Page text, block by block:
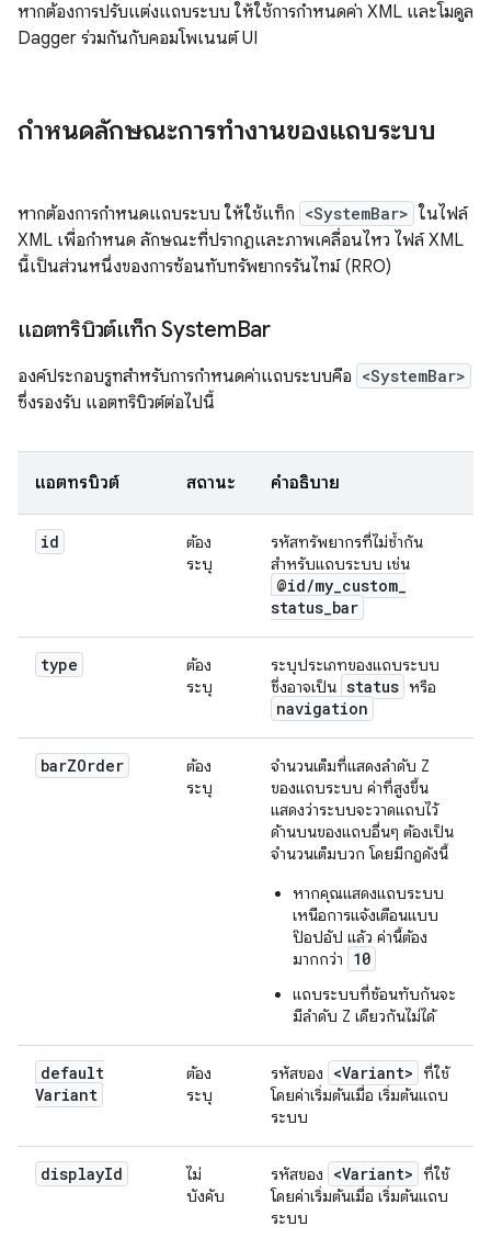
หากต้องการปรับแต่งแถบระบบ ให้ใช้การกำหนดค่า XML และโมดูล
Dagger ร่วมกันกับคอมโพเนนต์ UI
กำหนดลักษณะการทำงานของแถบระบบ
หากต้องการกำหนดแถบระบบ ให้ใช้แท็ก <SystemBar> ในไฟล์
XML เพื่อกำหนด ลักษณะที่ปรากฏและภาพเคลื่อนไหว ไฟล์ XML
นี้เป็นส่วนหนึ่งของการซ้อนทับทรัพยากรรันไทม์ (RRO)
แอตทริบิวต์แท็ก SystemBar
องค์ประกอบรูทสำหรับการกำหนดค่าแถบระบบคือ <SystemBar>
ซึ่งรองรับ แอตทริบิวต์ต่อไปนี้
แอตทริบิวต์ สถานะ คำอธิบาย
id
ต้อง
ระบุ
รหัสทรัพยากรที่ไม่ซ้ำกัน
สำหรับแถบระบบ เช่น
@id/my_custom_
status_bar
type
ต้อง
ระบุ
ระบุประเภทของแถบระบบ
ซึ่งอาจเป็น status หรือ
navigation
barZOrder
ต้อง
ระบุ
จำนวนเต็มที่แสดงลำดับ Z
ของแถบระบบ ค่าที่สูงขึ้น
แสดงว่าระบบจะวาดแถบไว้
ด้านบนของแถบอื่นๆ ต้องเป็น
จำนวนเต็มบวก โดยมีกฎดังนี้
หากคุณแสดงแถบระบบ
เหนือการแจ้งเตือนแบบ
ป๊อปอัป แล้ว ค่านี้ต้อง
มากกว่า
10
แถบระบบที่ซ้อนทับกันจะ
มีลำดับ Z เดียวกันไม่ได้
default
Variant
ต้อง
ระบุ
รหัสของ <Variant> ที่ใช้
โดยค่าเริ่มต้นเมื่อ เริ่มต้นแถบ
ระบบ
displayId
ไม่
บังคับ
รหัสของ <Variant> ที่ใช้
โดยค่าเริ่มต้นเมื่อ เริ่มต้นแถบ
ระบบ